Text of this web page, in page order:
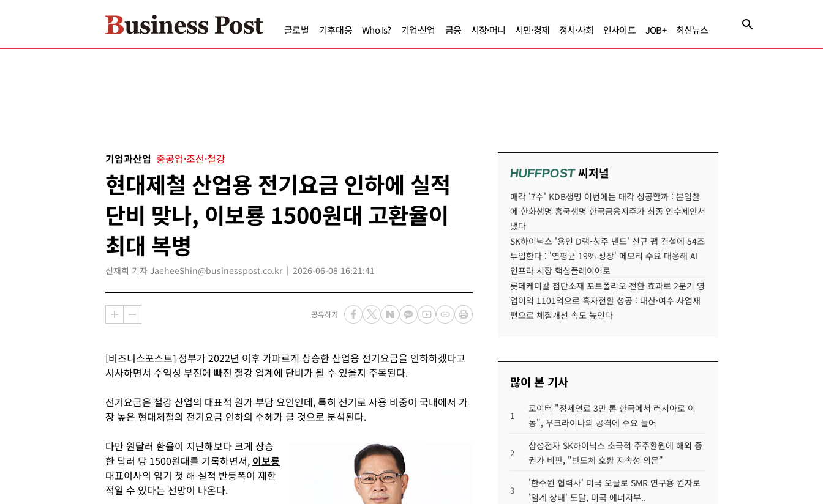
글로벌 기후대응 Who Is? 기업·산업 금융 시장·머니 시민·경제 정치·사회 인사이트 JOB+ 최신뉴스
기업과산업 중공업·조선·철강
현대제철 산업용 전기요금 인하에 실적
단비 맞나, 이보룡 1500원대 고환율이
최대 복병
신재희 기자 JaeheeShin@businesspost.co.kr 2026-06-08 16:21:41
공유하기
[비즈니스포스트] 정부가 2022년 이후 가파르게 상승한 산업용 전기요금을 인하하겠다고
시사하면서 수익성 부진에 빠진 철강 업계에 단비가 될 수 있을지 주목된다.
전기요금은 철강 산업의 대표적 원가 부담 요인인데, 특히 전기로 사용 비중이 국내에서 가
장 높은 현대제철의 전기요금 인하의 수혜가 클 것으로 분석된다.
다만 원달러 환율이 지난해보다 크게 상승
한 달러 당 1500원대를 기록하면서, 이보룡
대표이사의 임기 첫 해 실적 반등폭이 제한
적일 수 있다는 전망이 나온다.
HUFFPOST씨저널
매각 '7수' KDB생명 이번에는 매각 성공할까 : 본입찰
에 한화생명 흥국생명 한국금융지주가 최종 인수제안서
냈다
SK하이닉스 '용인 D램-청주 낸드' 신규 팹 건설에 54조
투입한다 : '연평균 19% 성장' 메모리 수요 대응해 AI
인프라 시장 핵심플레이어로
롯데케미칼 첨단소재 포트폴리오 전환 효과로 2분기 영
업이익 1101억으로 흑자전환 성공 : 대산·여수 사업재
편으로 체질개선 속도 높인다
많이 본 기사
1
로이터 "정제연료 3만 톤 한국에서 러시아로 이
동", 우크라이나의 공격에 수요 늘어
2
삼성전자 SK하이닉스 소극적 주주환원에 해외 증
권가 비판, "반도체 호황 지속성 의문"
3
'한수원 협력사' 미국 오클로 SMR 연구용 원자로
'임계 상태' 도달, 미국 에너지부..